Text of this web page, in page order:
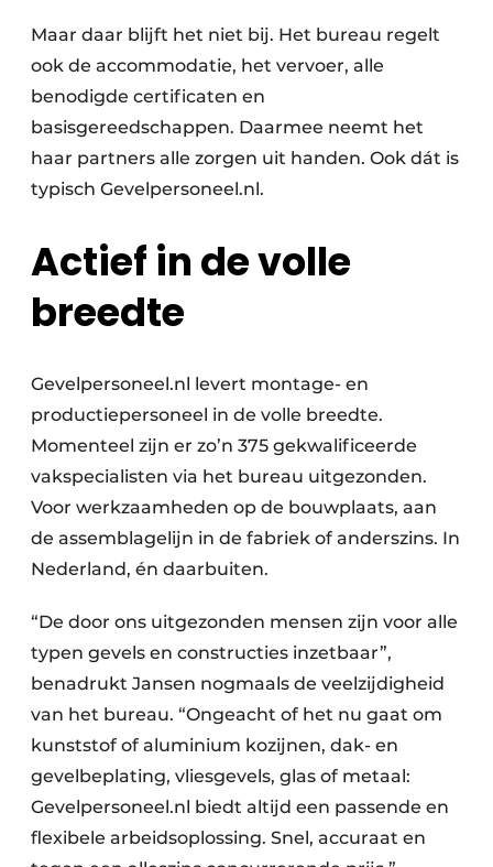
Maar daar blijft het niet bij. Het bureau regelt
ook de accommodatie, het vervoer, alle
benodigde certificaten en
basisgereedschappen. Daarmee neemt het
haar partners alle zorgen uit handen. Ook dát is
typisch Gevelpersoneel.nl.
Actief in de volle
breedte
Gevelpersoneel.nl levert montage- en
productiepersoneel in de volle breedte.
Momenteel zijn er zo’n 375 gekwalificeerde
vakspecialisten via het bureau uitgezonden.
Voor werkzaamheden op de bouwplaats, aan
de assemblagelijn in de fabriek of anderszins. In
Nederland, én daarbuiten.
“De door ons uitgezonden mensen zijn voor alle
typen gevels en constructies inzetbaar”,
benadrukt Jansen nogmaals de veelzijdigheid
van het bureau. “Ongeacht of het nu gaat om
kunststof of aluminium kozijnen, dak- en
gevelbeplating, vliesgevels, glas of metaal:
Gevelpersoneel.nl biedt altijd een passende en
flexibele arbeidsoplossing. Snel, accuraat en